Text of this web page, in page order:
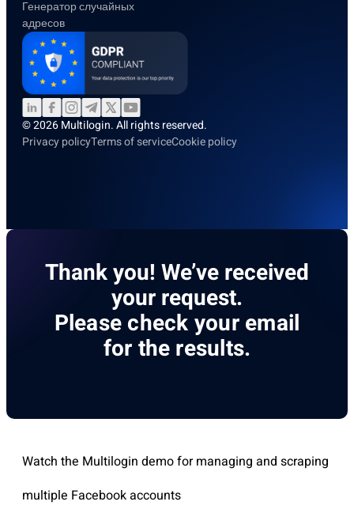
Генератор случайных
адресов
© 2026 Multilogin. All rights reserved.
Privacy policyTerms of serviceCookie policy
Thank you! We’ve received
your request.
Please check your email
for the results.
Watch the Multilogin demo for managing and scraping
multiple Facebook accounts